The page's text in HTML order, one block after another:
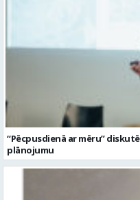
“Pēcpusdienā ar mēru”
plānojumu